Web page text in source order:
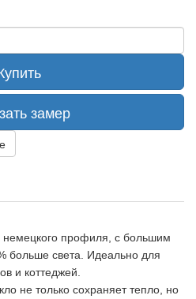
замер
немецкого профиля, с большим
больше света. Идеально для
и коттеджей.
не только сохраняет тепло, но